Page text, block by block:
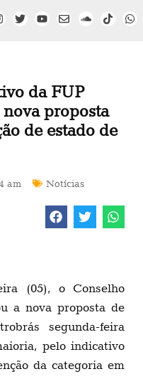
da FUP
proposta
de estado de
am Notícias
(05), o Conselho
a nova proposta de
segunda-feira
pelo indicativo
da categoria em